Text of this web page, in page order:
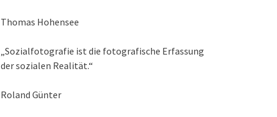
Thomas Hohensee
„Sozialfotografie ist die fotografische Erfassung
der sozialen Realität.“
Roland Günter